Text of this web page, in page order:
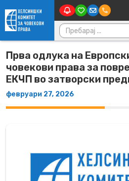
Skip to content
Пребарувај за:
Прва одлука на
човекови права за
ЕКЧП во затворски
февруари 27, 2026